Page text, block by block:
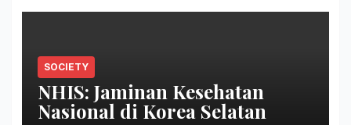
SOCIETY
NHIS: Jaminan Kesehatan
Nasional di Korea Selatan